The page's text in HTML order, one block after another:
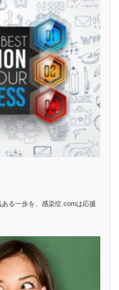
る一歩を、感染症.comは応援